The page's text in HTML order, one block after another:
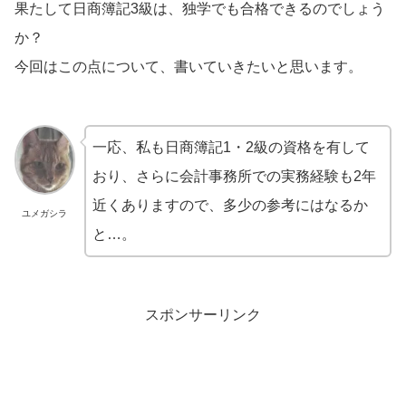
果たして日商簿記3級は、独学でも合格できるのでしょう
か？
今回はこの点について、書いていきたいと思います。
ユメガシラ
一応、私も日商簿記1・2級の資格を有して
おり、さらに会計事務所での実務経験も2年
近くありますので、多少の参考にはなるか
と…。
スポンサーリンク